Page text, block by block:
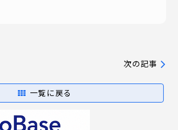
一覧に戻る
次の記事